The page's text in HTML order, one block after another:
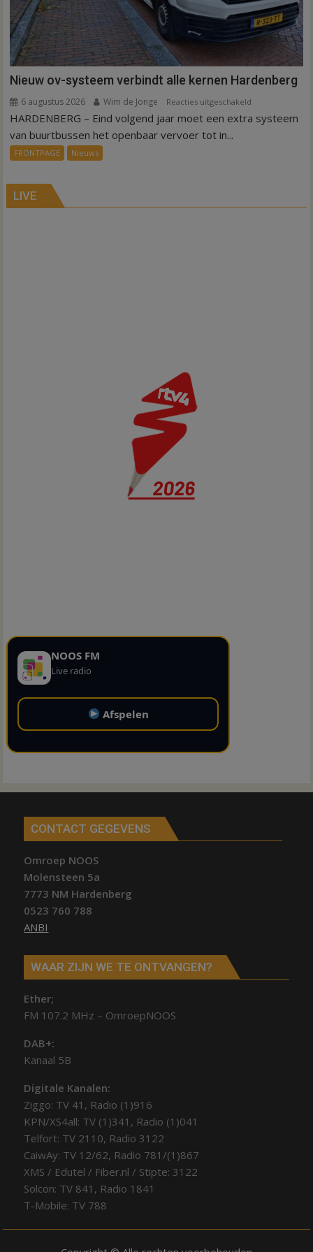
Nieuw ov-systeem verbindt alle kernen Hardenberg
6 augustus 2026 Wim de Jonge Reacties uitgeschakeld
Nieuw
Hardenberg
HARDENBERG – Eind volgend jaar moet een extra systeem
van buurtbussen het openbaar vervoer tot in...
FRONTPAGE Nieuws
LIVE
NOOS FM
Live radio
Afspelen
CONTACT GEGEVENS
Omroep NOOS
Molensteen 5a
7773 NM Hardenberg
0523 760 788
ANBI
WAAR ZIJN WE TE ONTVANGEN?
Ether;
FM 107.2 MHz – OmroepNOOS
DAB+:
Kanaal 5B
Digitale Kanalen:
Ziggo: TV 41, Radio (1)916
KPN/XS4all: TV (1)341, Radio (1)041
Telfort: TV 2110, Radio 3122
CaiwAy: TV 12/62, Radio 781/(1)867
XMS / Edutel / Fiber.nl / Stipte: 3122
Solcon: TV 841, Radio 1841
T-Mobile: TV 788